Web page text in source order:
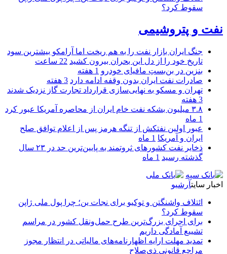
سقوط کرد؟
نفت و پتروشیمی
جنگ ایران بازار نفت را به هم ریخت اما آرامکو بیشترین سود
تاریخ خود را از دل این بحران بیرون کشید 22 ساعت
بنزین در بن‌بستِ مافیای خودرو 1 هفته
صادرات نفت ایران بدون وقفه ادامه دارد 3 هفته
تهران و مسکو به نهایی‌سازی قرارداد تجارت گاز نزدیک شدند
3 هفته
۳.۸ میلیون بشکه نفت خام ایران از محاصره آمریکا عبور کرد
1 ماه
عبور اولین نفتکش از تنگه هرمز پس از اعلام توافق صلح
ایران و آمریکا 1 ماه
ذخایر نفت کشورهای ثروتمند به پایین‌ترین حد در ۲۳ سال
گذشته رسید 1 ماه
اخبار سایتآرشیو
ائتلاف واشنگتن و توکیو برای نجات ین؛ چرا پول ملی ژاپن
سقوط کرد؟
برای اجرای بزرگ‌ترین طرح حمل‌ونقل کشور در مراسم
تشییع آمادگی داریم
تمدید مهلت ارایه اظهارنامه‌های مالیاتی در انتظار مجوز
مراجع قانونی ذی‌‏صلاح